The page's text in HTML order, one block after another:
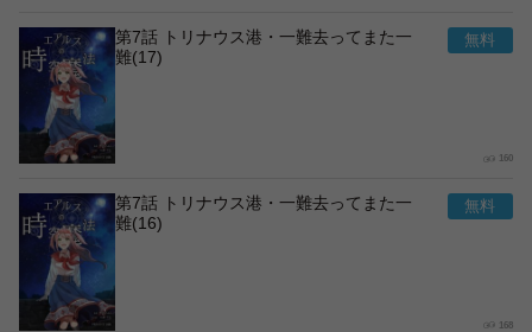
第7話 トリナウス港・一難去ってまた一
難(17)
160
第7話 トリナウス港・一難去ってまた一
難(16)
168